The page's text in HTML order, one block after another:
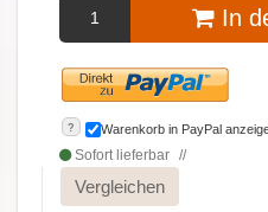
In
? Warenkorb in PayPal
Sofort lieferbar
Vergleichen